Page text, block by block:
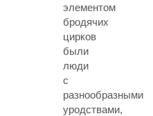
элементом
бродячих
цирков
были
люди
с
разнообразными
уродствами,